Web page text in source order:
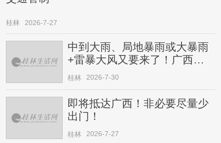
桂林 2026-7-27
中到大雨、局地暴雨或大暴雨
+雷暴大风又要来了！广西人
请注意
桂林 2026-7-30
即将抵达广西！非必要尽量少
出门！
桂林 2026-7-27